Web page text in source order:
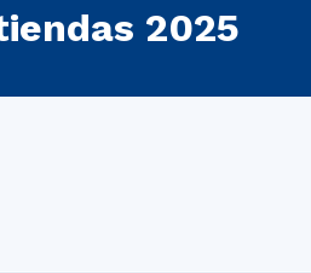
2025